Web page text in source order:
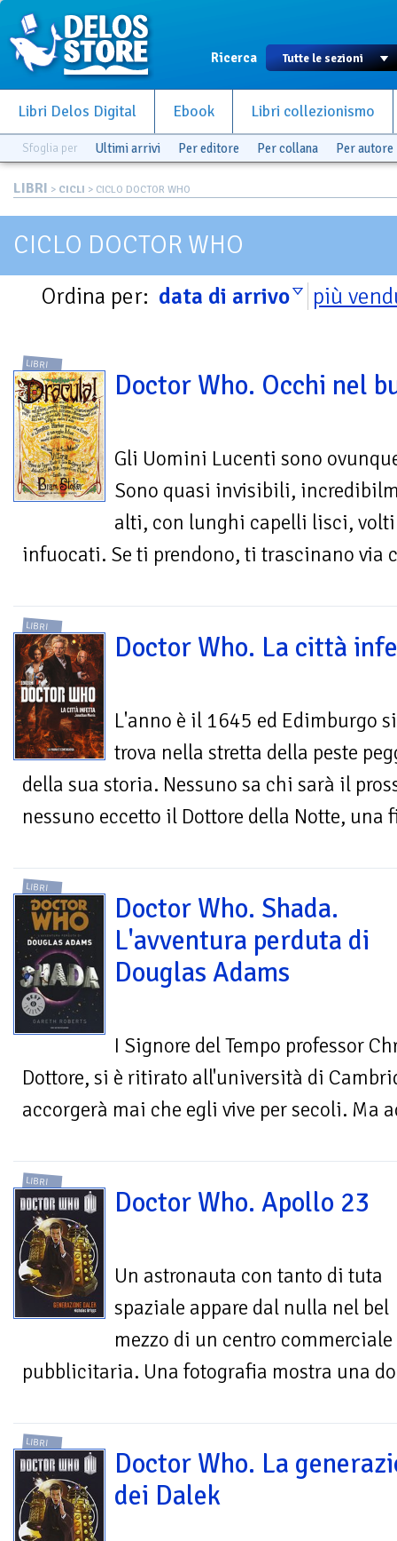
Ricerca
Libri Delos Digital Ebook Libri collezionismo
Sfoglia per Ultimi arrivi Per editore Per collana Per autore
LIBRI > CICLI > CICLO DOCTOR WHO
CICLO DOCTOR WHO
Ordina per: data di arrivo più
LIBRI
Doctor Who. Occhi nel
Gli Uomini Lucenti sono
Sono quasi invisibili,
alti, con lunghi capelli lisci,
infuocati. Se ti prendono, ti trascinano via
LIBRI
Doctor Who. La città
L'anno è il 1645 ed Edimburgo si
trova nella stretta della peste
della sua storia. Nessuno sa chi sarà il
nessuno eccetto il Dottore della Notte, una
LIBRI
Doctor Who. Shada.
L'avventura perduta di
Douglas Adams
I Signore del Tempo professor
Dottore, si è ritirato all'università di
accorgerà mai che egli vive per secoli. Ma
LIBRI
Doctor Who. Apollo 23
Un astronauta con tanto di tuta
spaziale appare dal nulla nel bel
mezzo di un centro
pubblicitaria. Una fotografia mostra una
LIBRI
Doctor Who. La
dei Dalek